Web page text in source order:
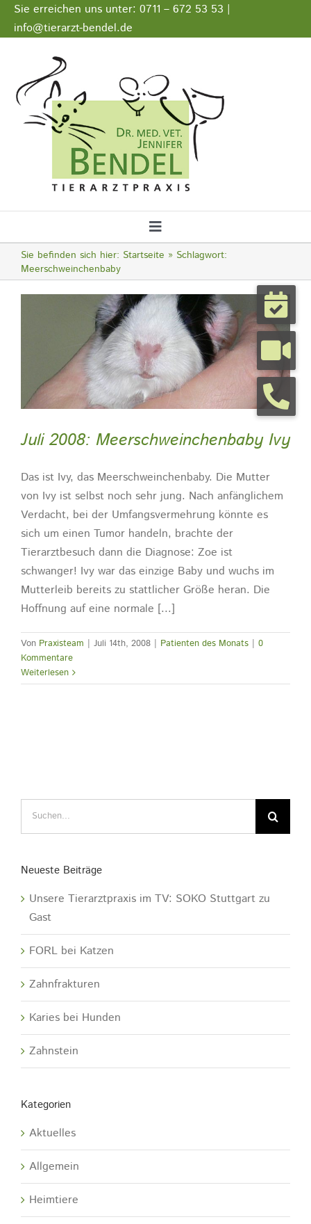
Zum
Inhalt
Sie erreichen uns unter: 0711 – 672 53 53 |
info@tierarzt-bendel.de
Stellenangebote
Impressum
Datenschutz
Toggle
Navigation
Startseite
Tierarztpraxis
Tierhalterinfos
Kontakt
Termine
Sie befinden sich hier: Startseite
Schlagwort:
Meerschweinchenbaby
Juli 2008: Meerschweinchenbaby Ivy
Das ist Ivy, das Meerschweinchenbaby. Die Mutter
von Ivy ist selbst noch sehr jung. Nach anfänglichem
Verdacht, bei der Umfangsvermehrung könnte es
sich um einen Tumor handeln, brachte der
Tierarztbesuch dann die Diagnose: Zoe ist
schwanger! Ivy war das einzige Baby und wuchs im
Mutterleib bereits zu stattlicher Größe heran. Die
Hoffnung auf eine normale [...]
Von Praxisteam | Juli 14th, 2008 | Patienten des Monats | 0
Kommentare
Weiterlesen
Neueste Beiträge
Unsere Tierarztpraxis im TV: SOKO Stuttgart zu
Gast
FORL bei Katzen
Zahnfrakturen
Karies bei Hunden
Zahnstein
Kategorien
Aktuelles
Allgemein
Heimtiere